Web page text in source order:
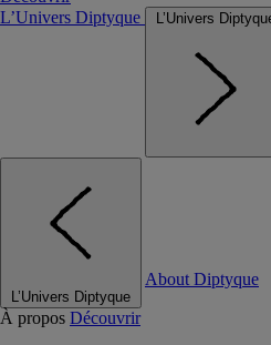
L’Univers Diptyque
L’Univers
L’Univers Diptyque
About Diptyque
À propos Découvrir